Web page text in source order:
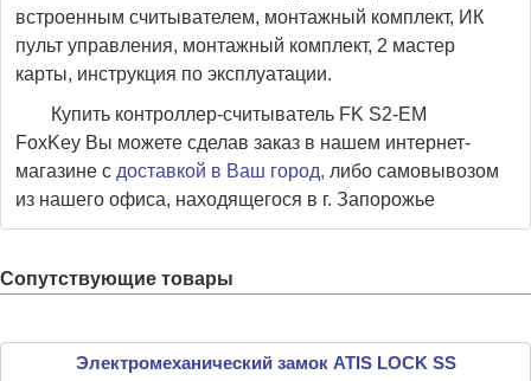
встроенным считывателем, монтажный комплект, ИК
пульт управления, монтажный комплект, 2 мастер
карты, инструкция по эксплуатации.
Купить контроллер-считыватель FK S2-EM
FoxKey Вы можете сделав заказ в нашем интернет-
магазине с доставкой в Ваш город, либо самовывозом
из нашего офиса, находящегося в г. Запорожье
Сопутствующие товары
Электромеханический замок ATIS LOCK SS